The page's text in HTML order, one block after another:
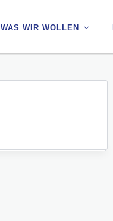
WAS WIR WOLLEN
WAS WIR WOLLEN